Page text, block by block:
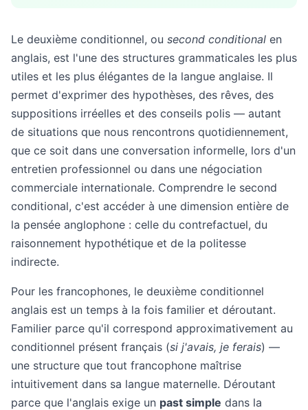
Le deuxième conditionnel, ou second conditional en
anglais, est l'une des structures grammaticales les plus
utiles et les plus élégantes de la langue anglaise. Il
permet d'exprimer des hypothèses, des rêves, des
suppositions irréelles et des conseils polis — autant
de situations que nous rencontrons quotidiennement,
que ce soit dans une conversation informelle, lors d'un
entretien professionnel ou dans une négociation
commerciale internationale. Comprendre le second
conditional, c'est accéder à une dimension entière de
la pensée anglophone : celle du contrefactuel, du
raisonnement hypothétique et de la politesse
indirecte.
Pour les francophones, le deuxième conditionnel
anglais est un temps à la fois familier et déroutant.
Familier parce qu'il correspond approximativement au
conditionnel présent français (si j'avais, je ferais) —
une structure que tout francophone maîtrise
intuitivement dans sa langue maternelle. Déroutant
parce que l'anglais exige un past simple dans la